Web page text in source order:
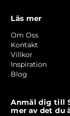
Läs mer
Om Oss
Kontakt
Villkor
Inspiration
Blog
Anmäl dig till
mer av det du